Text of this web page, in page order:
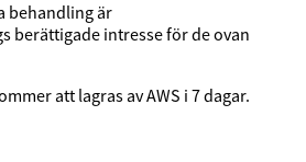
behandling är
berättigade intresse för de ovan
att lagras av AWS i 7 dagar.